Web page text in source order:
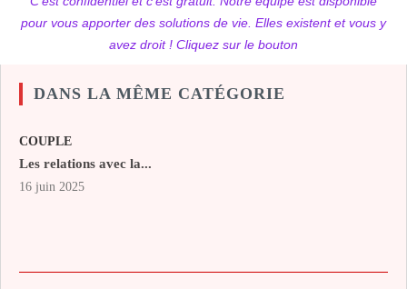
pour vous apporter des solutions de vie. Elles existent et vous y
avez droit ! Cliquez sur le bouton
DANS LA MÊME CATÉGORIE
COUPLE
Les relations avec la...
16 juin 2025